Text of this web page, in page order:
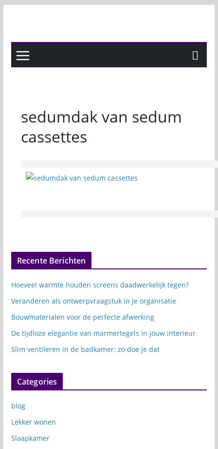
sedumdak van sedum
cassettes
Recente Berichten
Hoeveel warmte houden screens daadwerkelijk tegen?
Veranderen als ontwerpvraagstuk in je organisatie
Bouwmaterialen voor de perfecte afwerking
De tijdloze elegantie van marmertegels in jouw interieur
Slim ventileren in de badkamer: zo doe je dat
Categories
blog
Lekker wonen
Slaapkamer